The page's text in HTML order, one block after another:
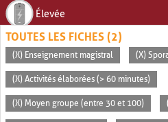
Élevée
TOUTES LES FICHES (2)
(X) Enseignement magistral (X)
(X) Activités élaborées (> 60 minutes)
(X) Moyen groupe (entre 30 et 100)